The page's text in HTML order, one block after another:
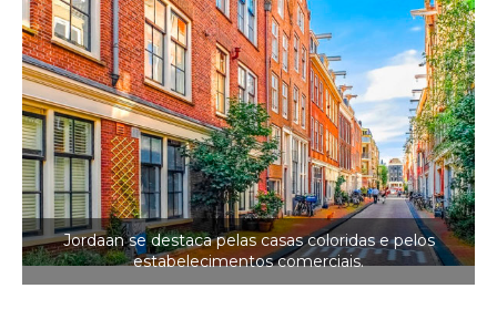
Jordaan se destaca pelas casas coloridas e pelos
estabelecimentos comerciais.